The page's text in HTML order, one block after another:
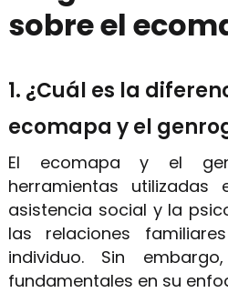
sobre el
1. ¿Cuál es la
ecomapa y el
El ecomapa y el
herramientas
asistencia social y la
las relaciones
individuo. Sin
fundamentales en su